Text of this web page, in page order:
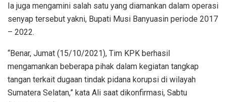
Ia juga mengamini salah satu yang diamankan dalam operasi
senyap tersebut yakni, Bupati Musi Banyuasin periode 2017
– 2022.
“Benar, Jumat (15/10/2021), Tim KPK berhasil
mengamankan beberapa pihak dalam kegiatan tangkap
tangan terkait dugaan tindak pidana korupsi di wilayah
Sumatera Selatan,” kata Ali saat dikonfirmasi, Sabtu